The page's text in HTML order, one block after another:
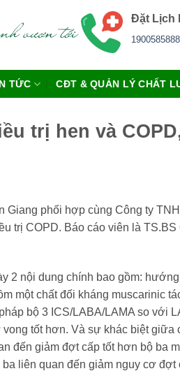
Đặt Lịch
TỨC CĐT & QUẢN LÝ CHẤT
trị hen và
Giang phối hợp cùng Công ty
trị COPD. Báo cáo viên là
2 nội dung chính bao gồm:
một chất đối kháng muscarinic
bộ 3 ICS/LABA/LAMA so
tốt hơn. Và sự khác biệt
đến giảm đợt cấp tốt hơn bộ ba
liên quan đến giảm nguy cơ